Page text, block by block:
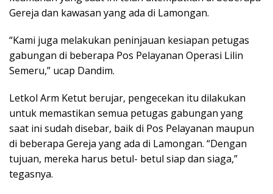
Gereja dan kawasan yang ada di Lamongan.
“Kami juga melakukan peninjauan kesiapan petugas
gabungan di beberapa Pos Pelayanan Operasi Lilin
Semeru,” ucap Dandim.
Letkol Arm Ketut berujar, pengecekan itu dilakukan
untuk memastikan semua petugas gabungan yang
saat ini sudah disebar, baik di Pos Pelayanan maupun
di beberapa Gereja yang ada di Lamongan. “Dengan
tujuan, mereka harus betul- betul siap dan siaga,”
tegasnya.